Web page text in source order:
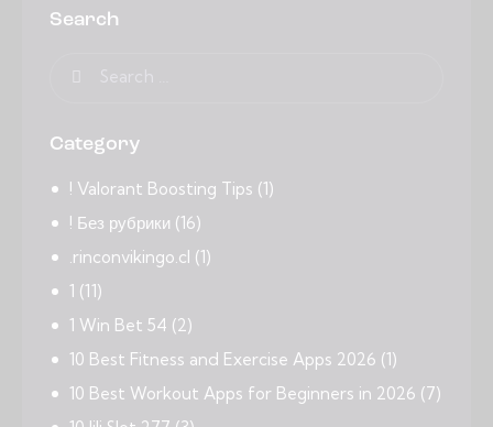
Search
Category
! Valorant Boosting Tips (1)
! Без рубрики (16)
.rinconvikingo.cl (1)
1 (11)
1 Win Bet 54 (2)
10 Best Fitness and Exercise Apps 2026 (1)
10 Best Workout Apps for Beginners in 2026 (7)